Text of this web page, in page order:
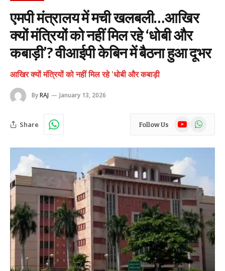
एमपी मंत्रालय में मची खलबली…आखिर
क्यों मंत्रियों को नहीं मिल रहे ‘धोबी और
कबाड़ी’? वीआईपी केबिन में बैठना हुआ दूभर
आखिर क्यों मंत्रियों को नहीं मिल रहे 'धोबी और कबाड़ी
ByRAJ January 13, 2026
Share Follow Us YouTubeWhatsApp